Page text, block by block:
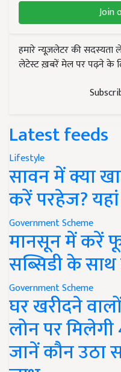
Join
हमारे न्यूज़लेटर की
लेटेस्ट ख़बरें मेल पर पढ़ने के
Latest feeds
Lifestyle
सावन में क्या
करें परहेज?
Government Scheme
मानसून में करें
सब्सिडी के
Government Scheme
घर खरीदने
लोन पर मिलेगी
जानें कौन उठा